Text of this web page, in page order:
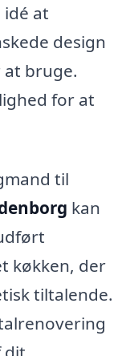
at
design
at bruge.
for at
til
kan
køkken, der
tiltalende.